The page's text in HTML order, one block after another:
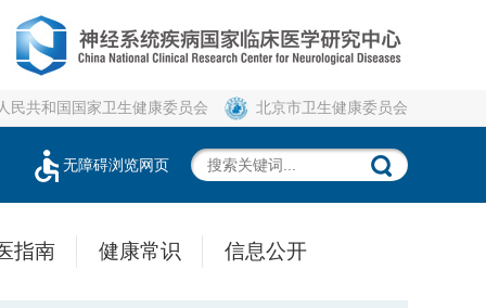
民共和国国家卫生健康委员会 北京市卫生健康委员会
无障碍浏览网页
指南 健康常识 信息公开